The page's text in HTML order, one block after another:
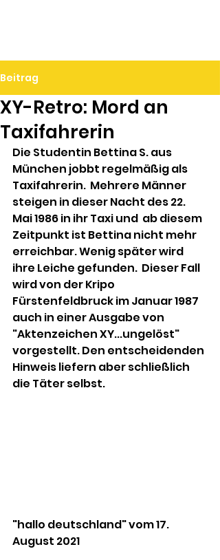
Beitrag
XY-Retro: Mord an
Taxifahrerin
Die Studentin Bettina S. aus
München jobbt regelmäßig als
Taxifahrerin.  Mehrere Männer
steigen in dieser Nacht des 22.
Mai 1986 in ihr Taxi und  ab diesem
Zeitpunkt ist Bettina nicht mehr
erreichbar. Wenig später wird
ihre Leiche gefunden.  Dieser Fall
wird von der Kripo
Fürstenfeldbruck im Januar 1987
auch in einer Ausgabe von
"Aktenzeichen XY...ungelöst"
vorgestellt. Den entscheidenden
Hinweis liefern aber schließlich
die Täter selbst.
"hallo deutschland" vom 17.
August 2021